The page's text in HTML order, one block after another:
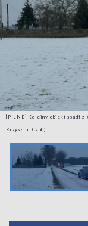
[PILNE] Kolejny obiekt spadł z
Krzysztof Czub)